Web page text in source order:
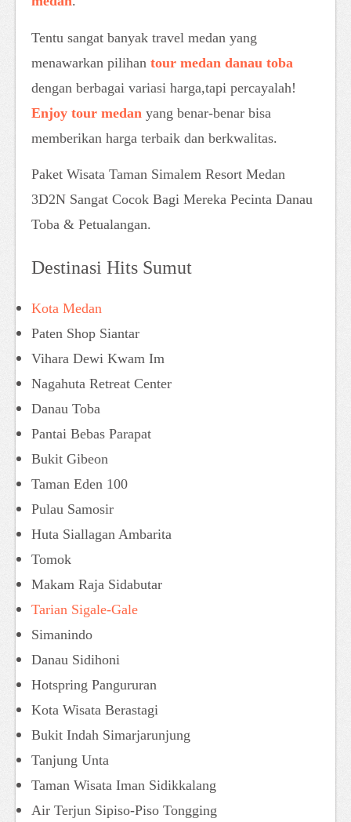
Tentu sangat banyak travel medan yang
menawarkan pilihan tour medan danau toba
dengan berbagai variasi harga,tapi percayalah!
Enjoy tour medan yang benar-benar bisa
memberikan harga terbaik dan berkwalitas.
Paket Wisata Taman Simalem Resort Medan
3D2N Sangat Cocok Bagi Mereka Pecinta Danau
Toba & Petualangan.
Destinasi Hits Sumut
Kota Medan
Paten Shop Siantar
Vihara Dewi Kwam Im
Nagahuta Retreat Center
Danau Toba
Pantai Bebas Parapat
Bukit Gibeon
Taman Eden 100
Pulau Samosir
Huta Siallagan Ambarita
Tomok
Makam Raja Sidabutar
Tarian Sigale-Gale
Simanindo
Danau Sidihoni
Hotspring Pangururan
Kota Wisata Berastagi
Bukit Indah Simarjarunjung
Tanjung Unta
Taman Wisata Iman Sidikkalang
Air Terjun Sipiso-Piso Tongging